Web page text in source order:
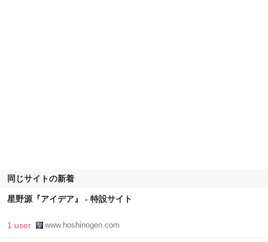
同じサイトの新着
星野源『アイデア』 - 特設サイト
1 user www.hoshinogen.com